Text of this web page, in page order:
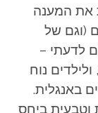
את המענה
(וגם של
לדעתי –
נוח
באנגלית.
וטבעית ביחס